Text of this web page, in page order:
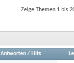
Zeige Themen 1 bis
Antworten/ Hits